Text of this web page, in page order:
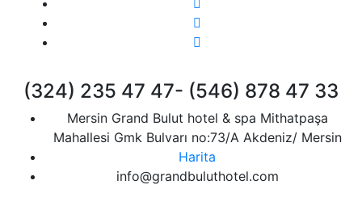
(324) 235 47 47- (546) 878 47 33
Mersin Grand Bulut hotel & spa Mithatpaşa
Mahallesi Gmk Bulvarı no:73/A Akdeniz/ Mersin
Harita
info@grandbuluthotel.com